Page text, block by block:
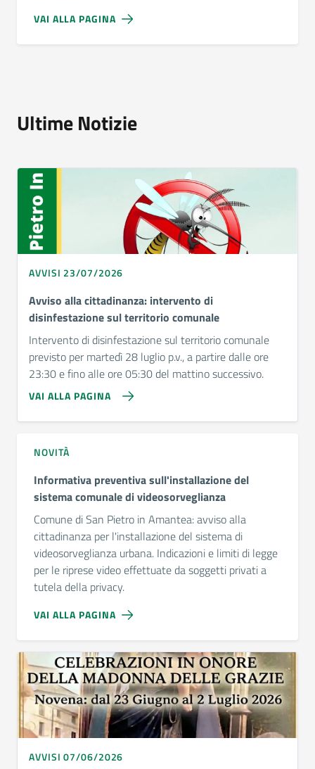
VAI ALLA PAGINA
Ultime Notizie
AVVISI 23/07/2026
Avviso alla cittadinanza: intervento di
disinfestazione sul territorio comunale
Intervento di disinfestazione sul territorio comunale
previsto per martedì 28 luglio p.v., a partire dalle ore
23:30 e fino alle ore 05:30 del mattino successivo.
VAI ALLA PAGINA
NOVITÀ
Informativa preventiva sull'installazione del
sistema comunale di videosorveglianza
Comune di San Pietro in Amantea: avviso alla
cittadinanza per l'installazione del sistema di
videosorveglianza urbana. Indicazioni e limiti di legge
per le riprese video effettuate da soggetti privati a
tutela della privacy.
VAI ALLA PAGINA
AVVISI 07/06/2026